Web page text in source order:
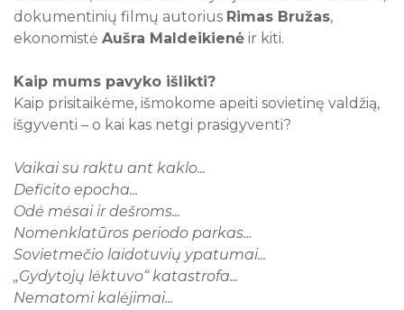
dokumentinių filmų autorius Rimas Bružas,
ekonomistė Aušra Maldeikienė ir kiti.
Kaip mums pavyko išlikti?
Kaip prisitaikėme, išmokome apeiti sovietinę valdžią,
išgyventi – o kai kas netgi prasigyventi?
Vaikai su raktu ant kaklo...
Deficito epocha...
Odė mėsai ir dešroms...
Nomenklatūros periodo parkas...
Sovietmečio laidotuvių ypatumai...
„Gydytojų lėktuvo“ katastrofa...
Nematomi kalėjimai...